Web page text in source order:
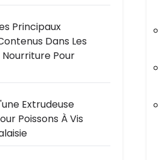
Principaux
Dans Les
Pour
Extrudeuse
Poissons À Vis